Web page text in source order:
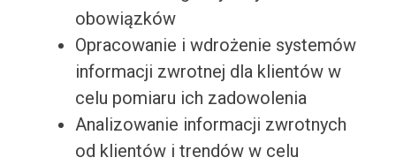
obowiązków
Opracowanie i wdrożenie systemów
informacji zwrotnej dla klientów w
celu pomiaru ich zadowolenia
Analizowanie informacji zwrotnych
od klientów i trendów w celu